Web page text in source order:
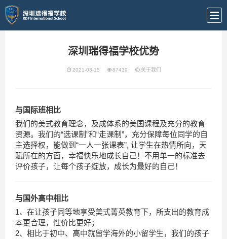
深圳瑞得福学校优势
2021-03-15 87439 关于我们
与国际班相比
我们的美式教育理念，及成体系的美国课程及充分的教育
资源。我们的“选课制”和“走课制”，充分保障每位同学的自
主选择权，能做到“一人一张课表”, 让学生在热情所向，天
赋所在的方面，幸福快乐地成长自己！不用单一的标准去
评价孩子，让每个孩子绽放，成长为最好的自己！
与国外高中相比
1、在让孩子同等地享受美式菁英教育下，所支出的教育成
本更合理，性价比更好；
2、相比于初中、高中就留学海外的小留学生，我们的孩子